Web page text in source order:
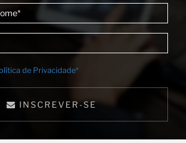
de Privacidade*
INSCREVER-SE